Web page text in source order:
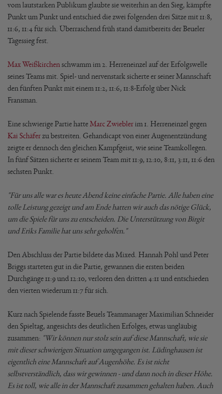
vom lautstarken Publikum glaubte sie weiterhin an den Sieg, kämpfte
Punkt um Punkt und entschied die zwei folgenden drei Sätze mit 11:8,
11:6, 11:4 für sich. Überraschend früh stand damitbereits der Beueler
Tagessieg fest.
Max Weißkirchen schwamm im 2. Herreneinzel auf der Erfolgswelle
seines Teams mit. Spiel- und nervenstark sicherte er seiner Mannschaft
den fünften Punkt mit einem 11:2, 11:6, 11:8-Erfolg über Nick
Fransman.
Eine schwierige Partie hatteMarc Zwiebler im 1. Herreneinzel gegen
Kai Schäferzu bestreiten. Gehandicapt von einer Augenentzündung
zeigte er dennoch den gleichen Kampfgeist, wie seine Teamkollegen.
In fünf Sätzen sicherte er seinem Team mit 11:9, 12:10, 8:11, 3:11, 11:6 den
sechsten Punkt.
"Für uns alle war es heute Abend keine einfache Partie. Alle haben eine
tolle Leistung gezeigt und am Ende hatten wir auch das nötige Glück,
um die Spiele für uns zu entscheiden. Die Unterstützung von Birgit
und Eriks Familie hat uns sehr geholfen."
Den Abschluss der Partie bildete das Mixed. Hannah Pohl und Peter
Briggs starteten gut in die Partie, gewannen die ersten beiden
Durchgänge 11:9 und 12:10, verloren den dritten 4:11 und entschieden
den vierten wiederum 11:7 für sich.
Kurz nach Spielende fasste Beuels Teammanager Maximilian Schneider
den Spieltag, angesichts des deutlichen Erfolges, etwas ungläubig
zusammen: "Wir können nur stolz sein auf diese Mannschaft, wie sie
mit dieser schwierigen Situation umgegangen ist. Lüdinghausen ist
eigentlich eine Mannschaft auf Augenhöhe. Es ist nicht
selbstverständlich, dass wir gewinnen - und dann noch in dieser Höhe.
Es ist toll, wie alle in der Mannschaft zusammen gehalten haben. Auch